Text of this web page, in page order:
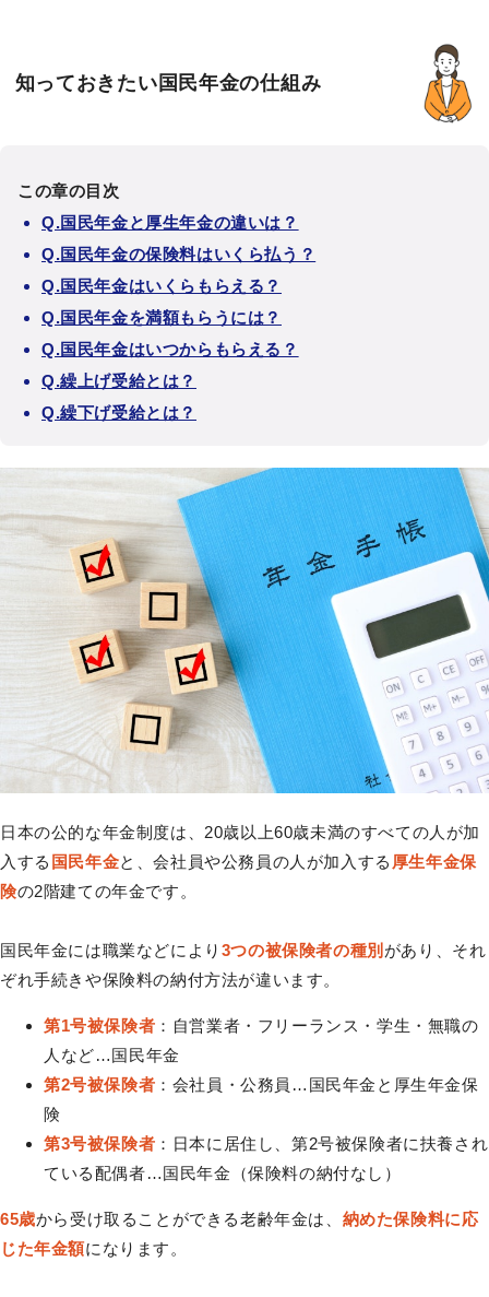
知っておきたい国民年金の仕組み
この章の目次
Q.国民年金と厚生年金の違いは？
Q.国民年金の保険料はいくら払う？
Q.国民年金はいくらもらえる？
Q.国民年金を満額もらうには？
Q.国民年金はいつからもらえる？
Q.繰上げ受給とは？
Q.繰下げ受給とは？
日本の公的な年金制度は、20歳以上60歳未満のすべての人が加
入する 国民年金と、会社員や公務員の人が加入する 厚生年金保
険の2階建ての年金です。
国民年金には職業などにより 3つの被保険者の種別 があり、それ
ぞれ手続きや保険料の納付方法が違います。
第1号被保険者 ：自営業者・フリーランス・学生・無職の
人など…国民年金
第2号被保険者 ：会社員・公務員…国民年金と厚生年金保
険
第3号被保険者 ：日本に居住し、第2号被保険者に扶養され
ている配偶者…国民年金（保険料の納付なし）
65歳から受け取ることができる老齢年金は、 納めた保険料に応
じた年金額になります。